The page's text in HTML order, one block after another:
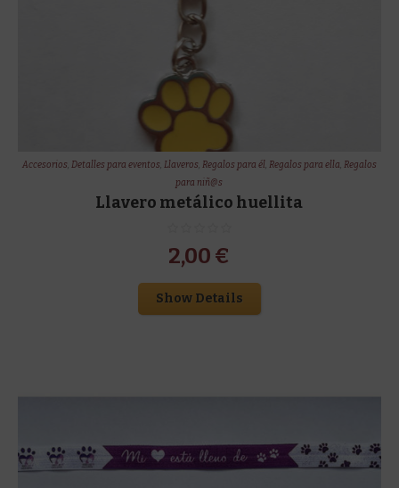
Accesorios, Detalles para eventos, Llaveros, Regalos para él, Regalos para ella, Regalos
para niñ@s
Llavero metálico huellita
2,00 €
Show Details